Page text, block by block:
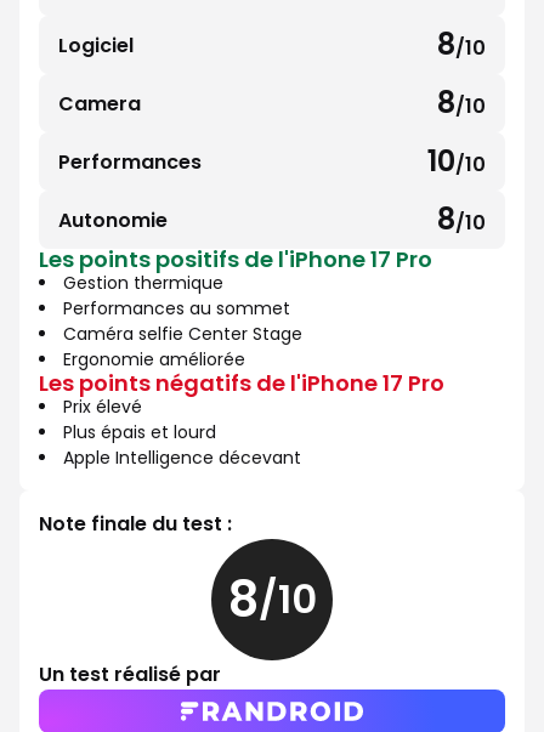
10
Logiciel 8/10
8
10
Camera 8/10
8
10
Performances 10/10
10
10
Autonomie 8/10
8
sur
10
Les points positifs de l'iPhone 17 Pro
Gestion thermique
Performances au sommet
Caméra selfie Center Stage
Ergonomie améliorée
Les points négatifs de l'iPhone 17 Pro
Prix élevé
Plus épais et lourd
Apple Intelligence décevant
Note finale du test :
8/10
10
Un test réalisé par